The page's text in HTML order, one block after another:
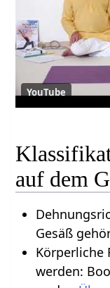
YouTube
auf dem
Gesäß
Körperliche
werden: